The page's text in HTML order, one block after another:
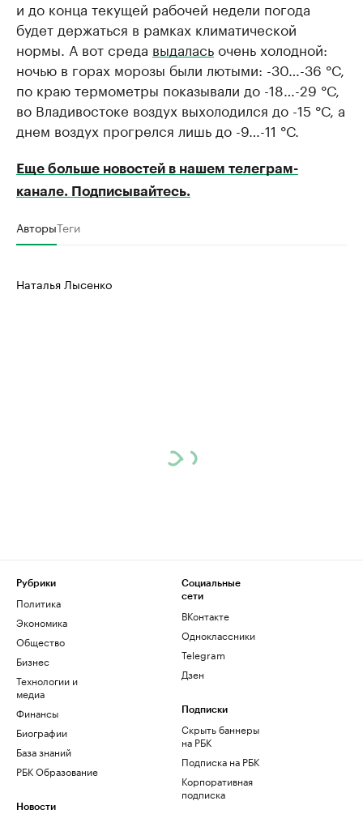
и до конца текущей рабочей недели погода
будет держаться в рамках климатической
нормы. А вот среда выдаласьочень холодной:
ночью в горах морозы были лютыми: -30…-36 °С,
по краю термометры показывали до -18…-29 °С,
во Владивостоке воздух выхолодился до -15 °С, а
днем воздух прогрелся лишь до -9…-11 °С.
Еще больше новостей в нашем телеграм-
канале. Подписывайтесь.
АвторыТеги
Наталья Лысенко
Рубрики
Политика
Экономика
Общество
Бизнес
Технологии и
медиа
Финансы
Биографии
База знаний
РБК Образование
Новости
Социальные
сети
ВКонтакте
Одноклассники
Telegram
Дзен
Подписки
Скрыть баннеры
на РБК
Подписка на РБК
Корпоративная
подписка